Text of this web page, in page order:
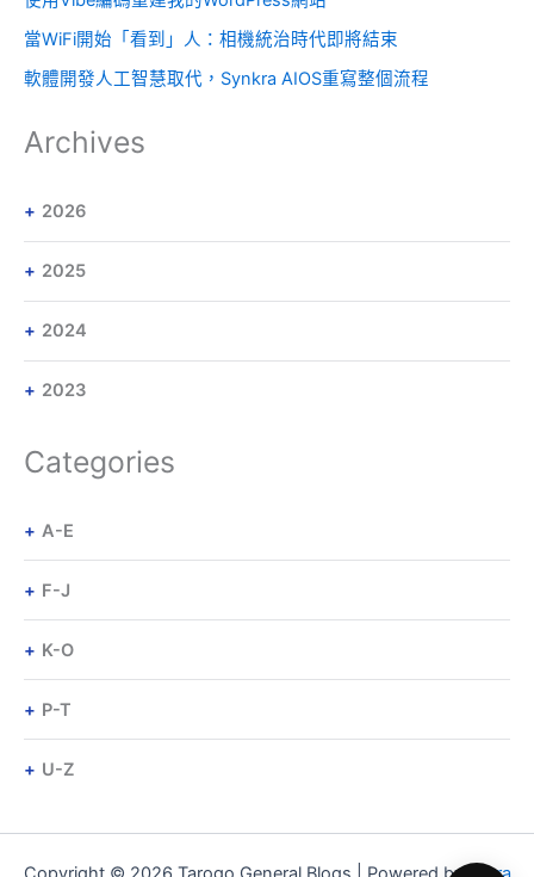
當WiFi開始「看到」人：相機統治時代即將結束
軟體開發人工智慧取代，Synkra AIOS重寫整個流程
Archives
2026
2025
2024
2023
Categories
A-E
F-J
K-O
P-T
U-Z